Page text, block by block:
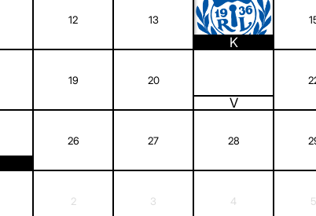
12 13
14
K
19 20
V
26 27 28
2 3 4 5